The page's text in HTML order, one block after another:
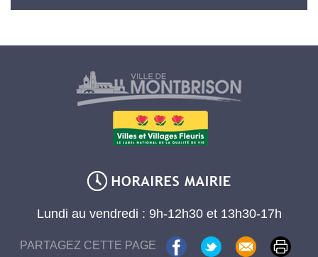
Lundi au vendredi : 9h-12h30 et 13h30-17h
PARTAGEZ CETTE PAGE